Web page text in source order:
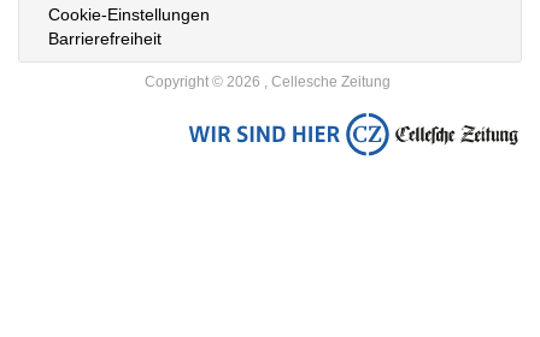
Cookie-Einstellungen
Barrierefreiheit
Copyright © 2026 , Cellesche Zeitung
Startseite